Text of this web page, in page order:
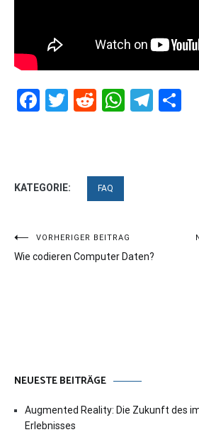
Facebook
Twitter
Reddit
KATEGORIE: FAQ
Beitragsnavigation
VORHERIGER BEITRAG
Wie codieren Computer Daten?
NEUESTE BEITRÄGE
Augmented Reality: Die Zukunft des
Erlebnisses